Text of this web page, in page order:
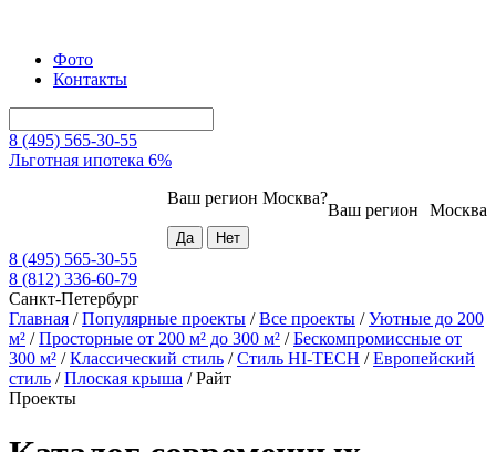
Фото
Контакты
8 (495) 565-30-55
Льготная ипотека 6%
Москва
Ваш регион
Ваш регион Москва?
8 (495) 565-30-55
8 (812) 336-60-79
Санкт-Петербург
Главная /Популярные проекты /Все проекты /Уютные до 200
м² /Просторные от 200 м² до 300 м² /Бескомпромиссные от
300 м² /Классический стиль /Стиль HI-TECH /Европейский
стиль /Плоская крыша /Райт
Проекты